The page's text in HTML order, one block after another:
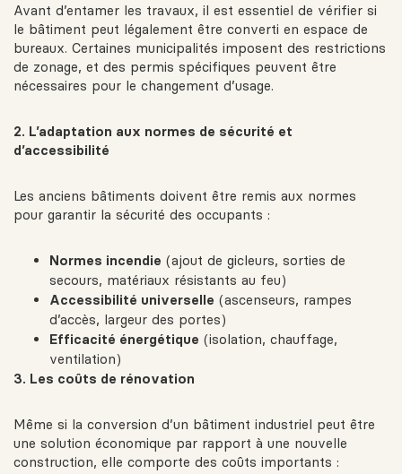
Avant d’entamer les travaux, il est essentiel de vérifier si
le bâtiment peut légalement être converti en espace de
bureaux. Certaines municipalités imposent des restrictions
de zonage, et des permis spécifiques peuvent être
nécessaires pour le changement d’usage.
2. L’adaptation aux normes de sécurité et
d’accessibilité
Les anciens bâtiments doivent être remis aux normes
pour garantir la sécurité des occupants :
Normes incendie (ajout de gicleurs, sorties de
secours, matériaux résistants au feu)
Accessibilité universelle (ascenseurs, rampes
d’accès, largeur des portes)
Efficacité énergétique (isolation, chauffage,
ventilation)
3. Les coûts de rénovation
Même si la conversion d’un bâtiment industriel peut être
une solution économique par rapport à une nouvelle
construction, elle comporte des coûts importants :